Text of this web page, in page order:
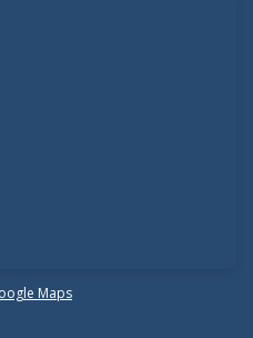
Maps